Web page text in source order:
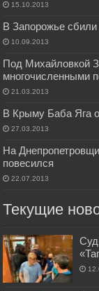
15.10.2013
В Запорожье
10.09.2013
Под Михайловкой
многочисленными
21.03.2013
В Крыму Баба Яга
27.03.2013
На
повесился
22.07.2013
Текущие